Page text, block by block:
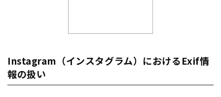
Instagram（インスタグラム）におけるExif情
報の扱い